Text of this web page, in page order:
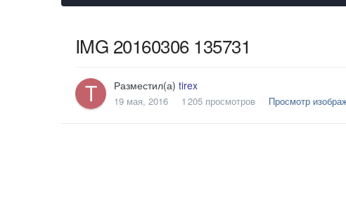
IMG 20160306 135731
Разместил(а) tirex
19 мая, 2016 1 205 просмотров Просмотр